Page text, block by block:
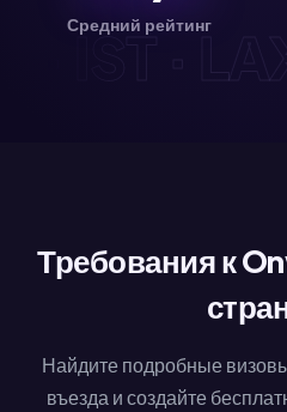
SYD ·
Средний рейтинг
Требования к
Найдите подробные
въезда и создайте